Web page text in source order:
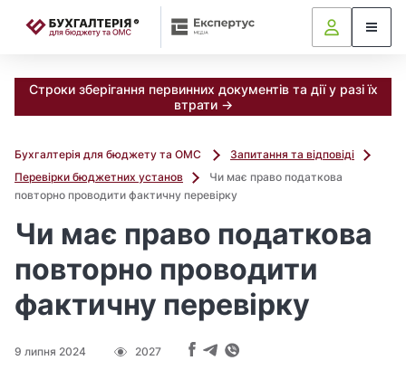
Строки зберігання первинних документів та дії у разі їх
втрати →
Бухгалтерія для бюджету та ОМС
Запитання та відповіді
Перевірки бюджетних установ
Чи має право податкова
повторно проводити фактичну перевірку
Чи має право податкова
повторно проводити
фактичну перевірку
9 липня 2024 2027